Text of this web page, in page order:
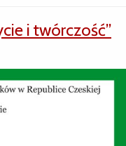
i twórczość”